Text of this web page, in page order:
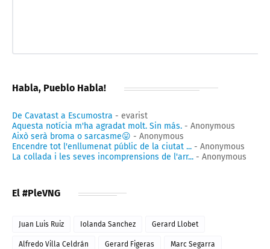
Habla, Pueblo Habla!
De Cavatast a Escumostra - evarist
Aquesta notícia m'ha agradat molt. Sin más. - Anonymous
Això serà broma o sarcasme😛 - Anonymous
Encendre tot l'enllumenat públic de la ciutat ... - Anonymous
La collada i les seves incomprensions de l'arr... - Anonymous
El #PleVNG
Juan Luis Ruiz Iolanda Sanchez Gerard Llobet
Alfredo Villa Celdrán Gerard Figeras Marc Segarra